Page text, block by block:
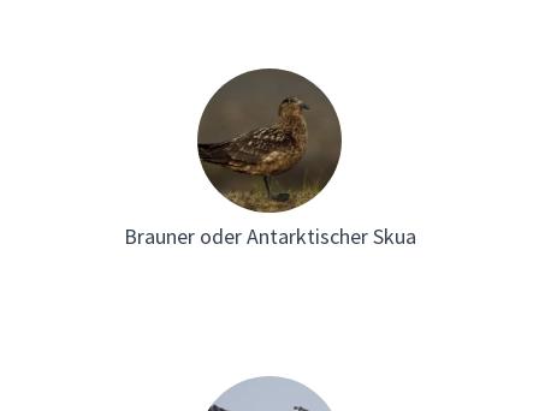
Brauner oder Antarktischer Skua